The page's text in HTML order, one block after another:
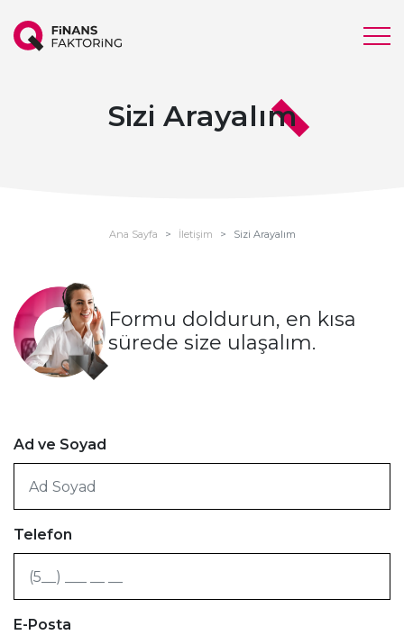
Sizi Arayalım
Ana Sayfa İletişim Sizi Arayalım
Formu doldurun, en kısa
sürede size ulaşalım.
Ad ve Soyad
Telefon
E-Posta